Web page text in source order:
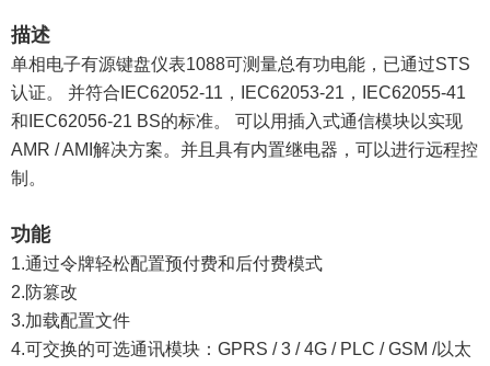
描述
单相电子有源键盘仪表1088可测量总有功电能，已通过STS
认证。 并符合IEC62052-11，IEC62053-21，IEC62055-41
和IEC62056-21 BS的标准。 可以用插入式通信模块以实现
AMR / AMI解决方案。并且具有内置继电器，可以进行远程控
制。
功能
1.通过令牌轻松配置预付费和后付费模式
2.防篡改
3.加载配置文件
4.可交换的可选通讯模块：GPRS / 3 / 4G / PLC / GSM /以太